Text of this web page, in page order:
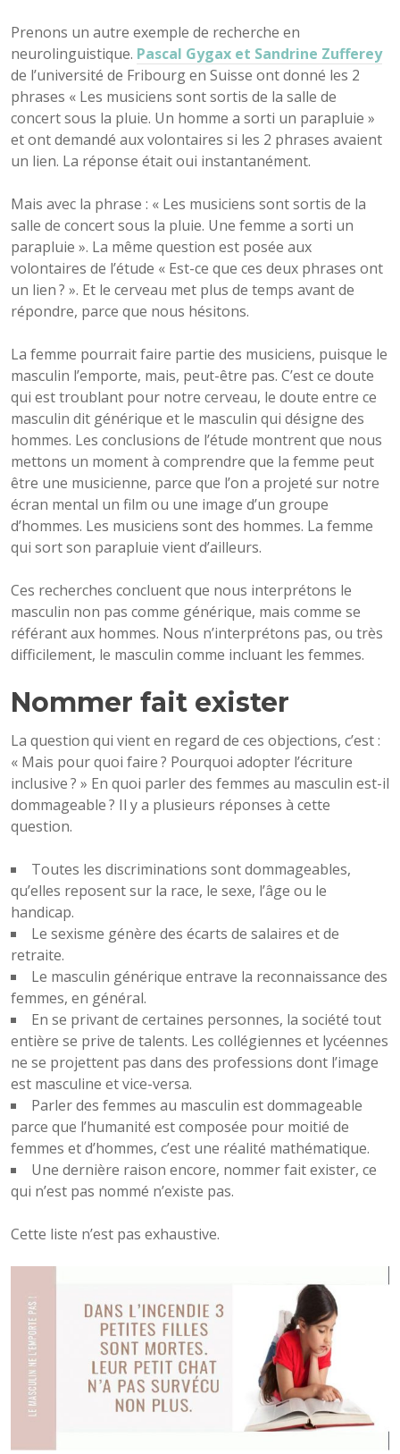
Prenons un autre exemple de recherche en
neurolinguistique. Pascal Gygax et Sandrine Zufferey
de l’université de Fribourg en Suisse ont donné les 2
phrases « Les musiciens sont sortis de la salle de
concert sous la pluie. Un homme a sorti un parapluie »
et ont demandé aux volontaires si les 2 phrases avaient
un lien. La réponse était oui instantanément.
Mais avec la phrase : « Les musiciens sont sortis de la
salle de concert sous la pluie. Une femme a sorti un
parapluie ». La même question est posée aux
volontaires de l’étude « Est-ce que ces deux phrases ont
un lien ? ». Et le cerveau met plus de temps avant de
répondre, parce que nous hésitons.
La femme pourrait faire partie des musiciens, puisque le
masculin l’emporte, mais, peut-être pas. C’est ce doute
qui est troublant pour notre cerveau, le doute entre ce
masculin dit générique et le masculin qui désigne des
hommes. Les conclusions de l’étude montrent que nous
mettons un moment à comprendre que la femme peut
être une musicienne, parce que l’on a projeté sur notre
écran mental un film ou une image d’un groupe
d’hommes. Les musiciens sont des hommes. La femme
qui sort son parapluie vient d’ailleurs.
Ces recherches concluent que nous interprétons le
masculin non pas comme générique, mais comme se
référant aux hommes. Nous n’interprétons pas, ou très
difficilement, le masculin comme incluant les femmes.
Nommer fait exister
La question qui vient en regard de ces objections, c’est :
« Mais pour quoi faire ? Pourquoi adopter l’écriture
inclusive ? » En quoi parler des femmes au masculin est-il
dommageable ? Il y a plusieurs réponses à cette
question.
Toutes les discriminations sont dommageables,
qu’elles reposent sur la race, le sexe, l’âge ou le
handicap.
Le sexisme génère des écarts de salaires et de
retraite.
Le masculin générique entrave la reconnaissance des
femmes, en général.
En se privant de certaines personnes, la société tout
entière se prive de talents. Les collégiennes et lycéennes
ne se projettent pas dans des professions dont l’image
est masculine et vice-versa.
Parler des femmes au masculin est dommageable
parce que l’humanité est composée pour moitié de
femmes et d’hommes, c’est une réalité mathématique.
Une dernière raison encore, nommer fait exister, ce
qui n’est pas nommé n’existe pas.
Cette liste n’est pas exhaustive.